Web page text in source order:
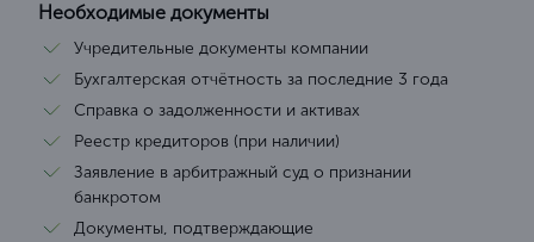
Необходимые документы
Учредительные документы компании
Бухгалтерская отчётность за последние 3 года
Справка о задолженности и активах
Реестр кредиторов (при наличии)
Заявление в арбитражный суд о признании
банкротом
Документы, подтверждающие